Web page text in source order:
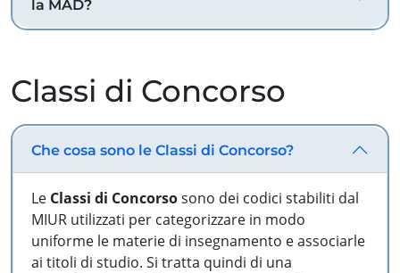
la MAD?
Classi di Concorso
Che cosa sono le Classi di Concorso?
Le Classi di Concorsosono dei codici stabiliti dal
MIUR utilizzati per categorizzare in modo
uniforme le materie di insegnamento e associarle
ai titoli di studio. Si tratta quindi di una